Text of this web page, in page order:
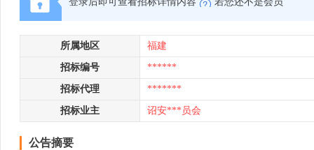
所属地区 福建
招标编号 ******
招标代理 *******
招标业主 诏安***员会
公告摘要